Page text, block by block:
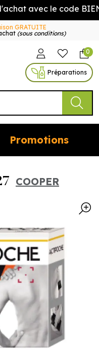
avec le code
GRATUITE
(sous conditions)
Autour de la Pharmacie
0
Préparations
Promotions
COOPER